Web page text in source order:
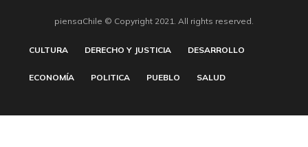
piensaChile © Copyright 2021. All rights reserved.
CULTURA DERECHO Y JUSTICIA DESARROLLO
ECONOMÍA POLITICA PUEBLO SALUD